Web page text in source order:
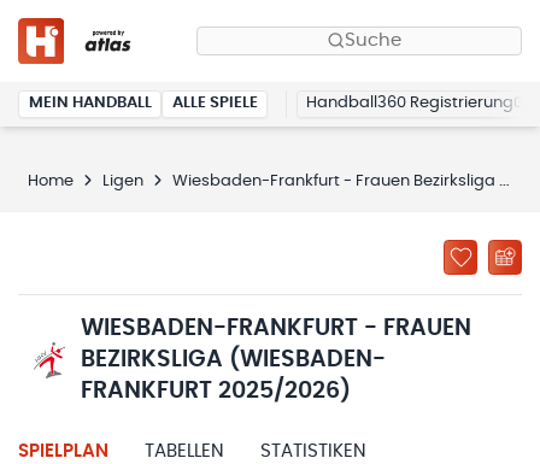
Suche
MEIN HANDBALL ALLE SPIELE Handball360 Registrierung
Home Ligen Wiesbaden-Frankfurt - Frauen Bezirksliga (Wiesbaden-Frankfurt 2025/2026)
WIESBADEN-FRANKFURT - FRAUEN
BEZIRKSLIGA (WIESBADEN-
FRANKFURT 2025/2026)
SPIELPLAN TABELLEN STATISTIKEN